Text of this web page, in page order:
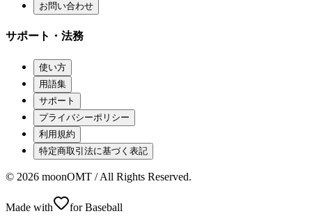
お問い合わせ
サポート・法務
使い方
用語集
サポート
プライバシーポリシー
利用規約
特定商取引法に基づく表記
© 2026 moonOMT / All Rights Reserved.
Made with
for Baseball